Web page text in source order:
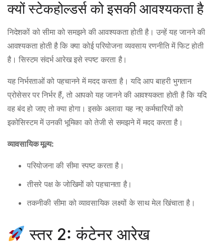
क्यों स्टेकहोल्डर्स को इसकी आवश्यकता है
निदेशकों को सीमा को समझने की आवश्यकता होती है। उन्हें यह जानने की
आवश्यकता होती है कि क्या कोई परियोजना व्यवसाय रणनीति में फिट होती
है। सिस्टम संदर्भ आरेख इसे स्पष्ट करता है।
यह निर्भरताओं को पहचानने में मदद करता है। यदि आप बाहरी भुगतान
प्रोसेसर पर निर्भर हैं, तो आपको यह जानने की आवश्यकता होती है कि यदि
वह बंद हो जाए तो क्या होगा। इसके अलावा यह नए कर्मचारियों को
इकोसिस्टम में उनकी भूमिका को तेजी से समझने में मदद करता है।
व्यावसायिक मूल्य:
परियोजना की सीमा स्पष्ट करता है।
तीसरे पक्ष के जोखिमों को पहचानता है।
तकनीकी सीमा को व्यावसायिक लक्ष्यों के साथ मेल खिंचाता है।
स्तर 2: कंटेनर आरेख